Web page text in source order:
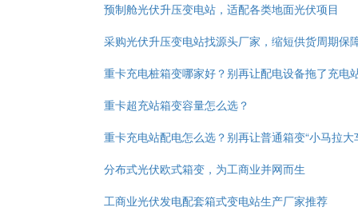
预制舱光伏升压变电站，适配各类地面光伏项目
采购光伏升压变电站找源头厂家，缩短供货周期保
重卡充电桩箱变哪家好？别再让配电设备拖了充电
重卡超充站箱变容量怎么选？
重卡充电站配电怎么选？别再让普通箱变“小马拉大
分布式光伏欧式箱变，为工商业并网而生
工商业光伏发电配套箱式变电站生产厂家推荐